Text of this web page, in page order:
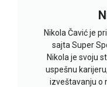
Nikola Čavić je
sajta Super
Nikola je svoju
uspešnu
izveštavanju o